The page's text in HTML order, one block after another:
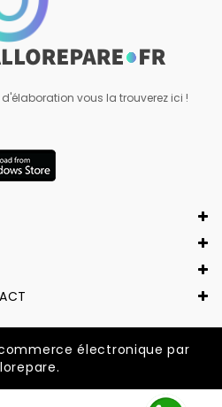
vous la trouverez ici !
électronique par